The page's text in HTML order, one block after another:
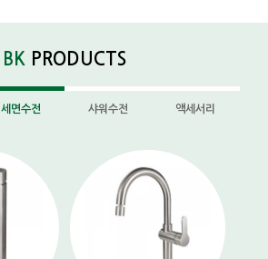
BK PRODUCTS
세면수전 샤워수전 액세서리